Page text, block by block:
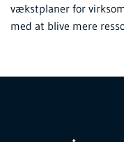
vækstplaner for
med at blive mere